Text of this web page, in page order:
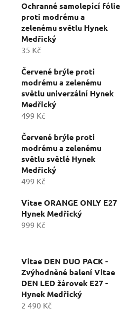
Ochranné samolepící fólie
proti modrému a
zelenému světlu Hynek
Medřický
35 Kč
Červené brýle proti
modrému a zelenému
světlu univerzální Hynek
Medřický
499 Kč
Červené brýle proti
modrému a zelenému
světlu světlé Hynek
Medřický
499 Kč
Vitae ORANGE ONLY E27
Hynek Medřický
999 Kč
Vitae DEN DUO PACK -
Zvýhodněné balení Vitae
DEN LED žárovek E27 -
Hynek Medřický
2 490 Kč